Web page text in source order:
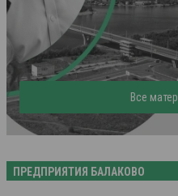
Все
ПРЕДПРИЯТИЯ БАЛАКОВО